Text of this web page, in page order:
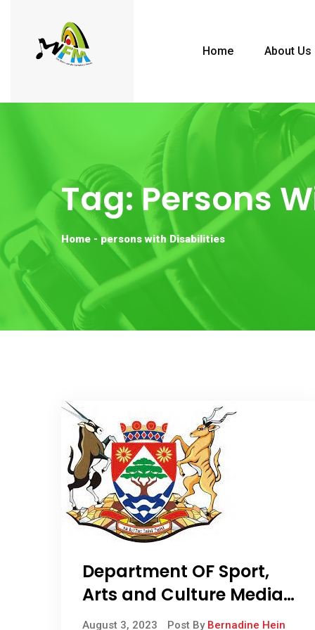
Home About Us
Tag:Persons
Home -persons with Disabilities
Department OF Sport,
Arts and Culture Media
Statement Women’s
August 3, 2023 Post By Bernadine Hein